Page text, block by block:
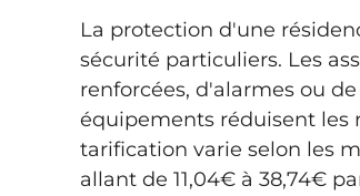
La protection d'une
sécurité particuliers. Les
renforcées, d'alarmes ou
équipements réduisent les
tarification varie selon les
allant de 11,04€ à 38,74€